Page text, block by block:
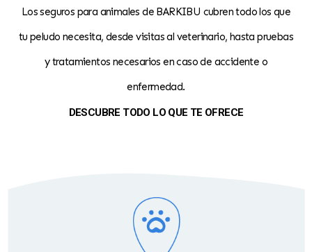
Los seguros para animales de BARKIBU cubren todo los que
tu peludo necesita, desde visitas al veterinario, hasta pruebas
y tratamientos necesarios en caso de accidente o
enfermedad.
DESCUBRE TODO LO QUE TE OFRECE